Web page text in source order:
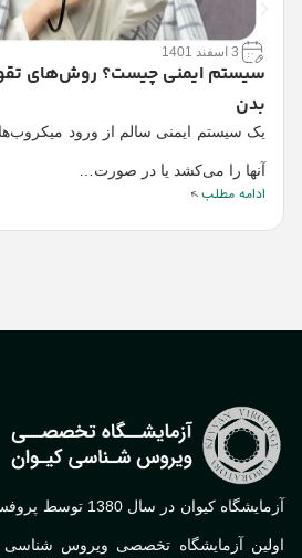
سیستم ایمنی چیست؟ روش‌های تقویت
یک سیستم ایمنی سالم از ورود میکروب‌ها به
آنها را می‌کشد یا در صورت…
ادامه مطلب
آزمایشگاه کیوان در سال
آزمایشگاه تخصصی ویروس شناسی در